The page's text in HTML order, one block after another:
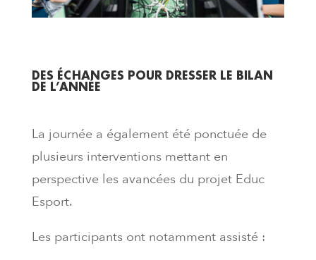
DES ÉCHANGES POUR DRESSER LE BILAN
DE L’ANNÉE
La journée a également été ponctuée de
plusieurs interventions mettant en
perspective les avancées du projet Educ
Esport.
Les participants ont notamment assisté :